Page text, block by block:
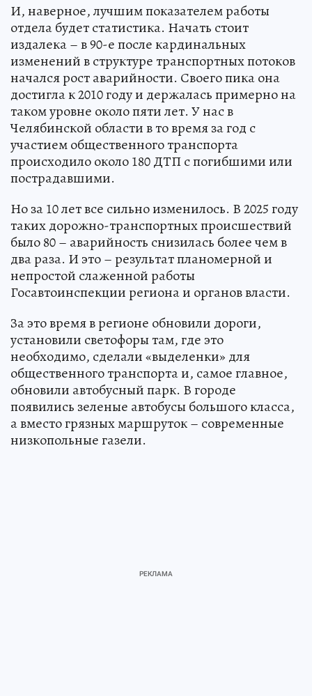
И, наверное, лучшим показателем работы
отдела будет статистика. Начать стоит
издалека – в 90-е после кардинальных
изменений в структуре транспортных потоков
начался рост аварийности. Своего пика она
достигла к 2010 году и держалась примерно на
таком уровне около пяти лет. У нас в
Челябинской области в то время за год с
участием общественного транспорта
происходило около 180 ДТП с погибшими или
пострадавшими.
Но за 10 лет все сильно изменилось. В 2025 году
таких дорожно-транспортных происшествий
было 80 – аварийность снизилась более чем в
два раза. И это – результат планомерной и
непростой слаженной работы
Госавтоинспекции региона и органов власти.
За это время в регионе обновили дороги,
установили светофоры там, где это
необходимо, сделали «выделенки» для
общественного транспорта и, самое главное,
обновили автобусный парк. В городе
появились зеленые автобусы большого класса,
а вместо грязных маршруток – современные
низкопольные газели.